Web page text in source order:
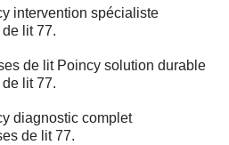
intervention spécialiste
lit 77.
de lit Poincy solution durable
lit 77.
diagnostic complet
de lit 77.